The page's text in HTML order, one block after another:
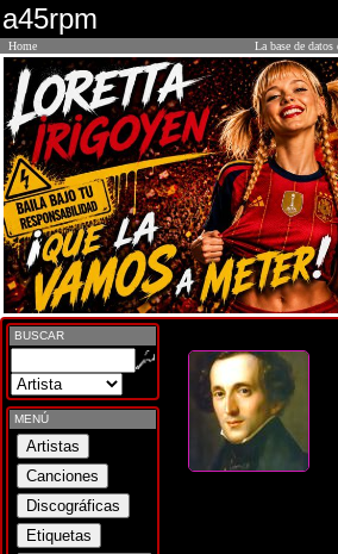
a45rpm
Home La base de
BUSCAR
MENÚ